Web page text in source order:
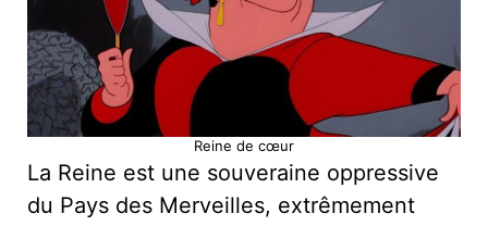
Reine de cœur
La Reine est une souveraine oppressive
du Pays des Merveilles, extrêmement